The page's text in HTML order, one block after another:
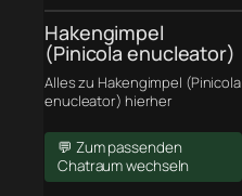
Hakengimpel
(Pinicola enucleator)
Alles zu Hakengimpel (Pinicola
enucleator) hierher
💬 Zum passenden
Chatraum wechseln